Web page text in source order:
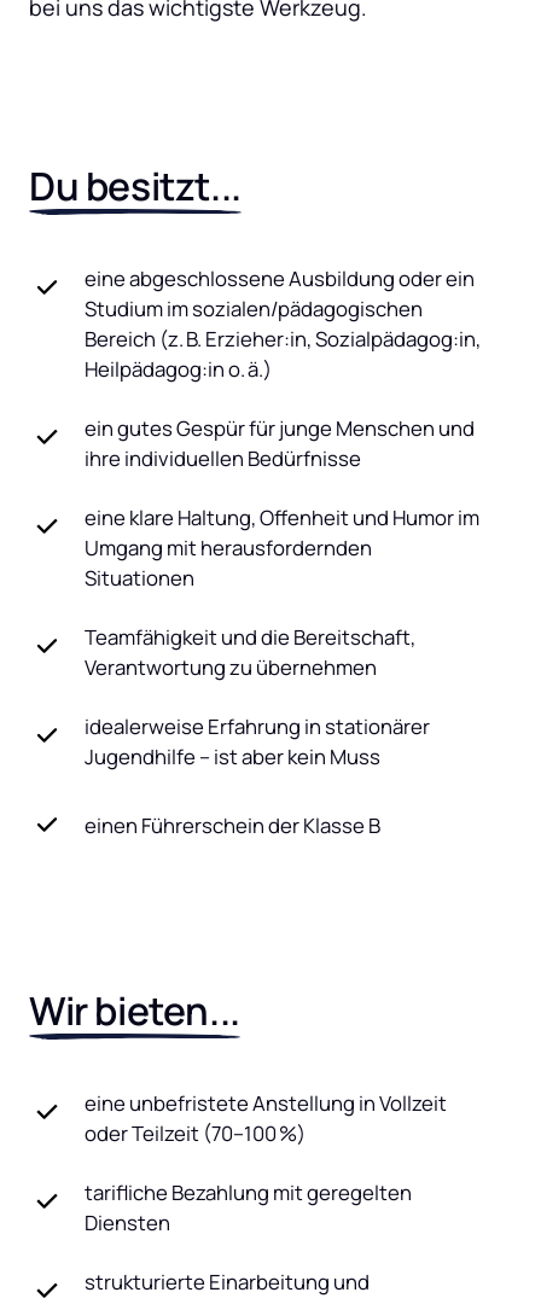
Du besitzt...
eine abgeschlossene Ausbildung oder ein
Studium im sozialen/pädagogischen
Bereich (z. B. Erzieher:in, Sozialpädagog:in,
Heilpädagog:in o. ä.)
ein gutes Gespür für junge Menschen und
ihre individuellen Bedürfnisse
eine klare Haltung, Offenheit und Humor im
Umgang mit herausfordernden
Situationen
Teamfähigkeit und die Bereitschaft,
Verantwortung zu übernehmen
idealerweise Erfahrung in stationärer
Jugendhilfe – ist aber kein Muss
einen Führerschein der Klasse B
Wir bieten...
eine unbefristete Anstellung in Vollzeit
oder Teilzeit (70–100 %)
tarifliche Bezahlung mit geregelten
Diensten
strukturierte Einarbeitung und